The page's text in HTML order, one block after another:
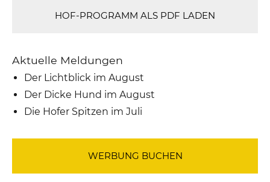
HOF-PROGRAMM ALS PDF LADEN
Aktuelle Meldungen
Der Lichtblick im August
Der Dicke Hund im August
Die Hofer Spitzen im Juli
WERBUNG BUCHEN